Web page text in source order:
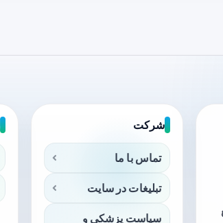
شرکت
تماس با ما
تبلیغات در سایت
سیاست پزشکی و